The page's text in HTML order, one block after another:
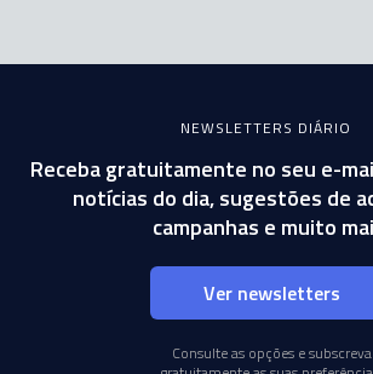
NEWSLETTERS DIÁRIO
Receba gratuitamente no seu e-
notícias do dia, sugestões de
campanhas e muito
Ver newsletters
Consulte as opções e subscreva